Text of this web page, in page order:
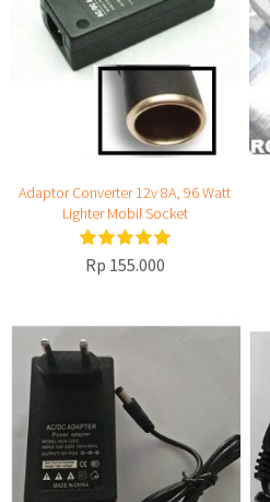
Adaptor Converter 12v 8A, 96 Watt
Lighter Mobil Socket
Rp 155.000